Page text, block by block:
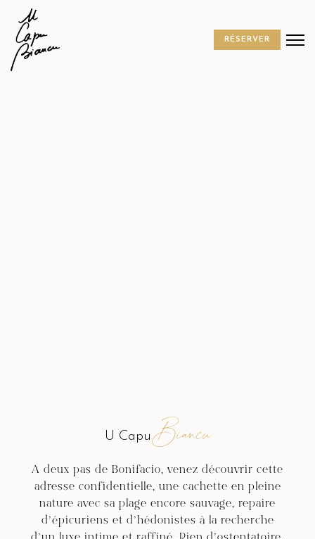
RÉSERVER
U Capu Biancu
A deux pas de Bonifacio, venez découvrir cette
adresse confidentielle, une cachette en pleine
nature avec sa plage encore sauvage, repaire
d’épicuriens et d’hédonistes à la recherche